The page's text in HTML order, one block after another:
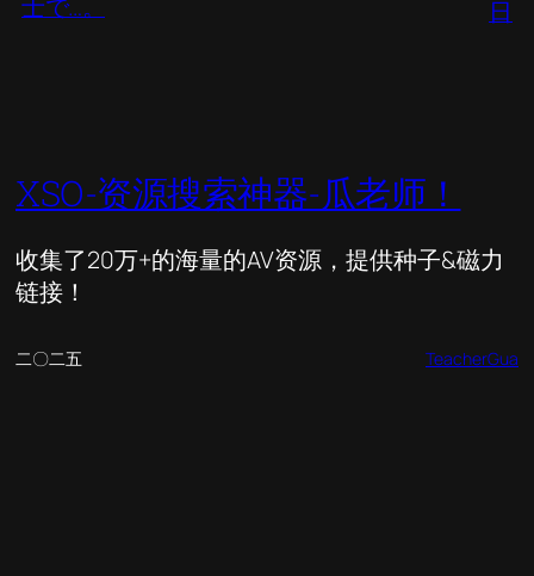
士で…。
日
XSO-资源搜索神器-瓜老师！
收集了20万+的海量的AV资源，提供种子&磁力
链接！
二〇二五 TeacherGua